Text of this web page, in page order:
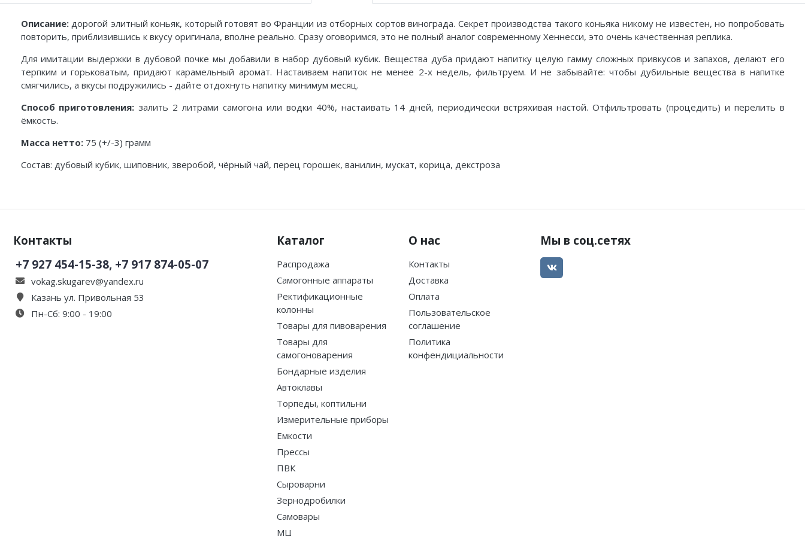
Описание:дорогой элитный коньяк, который готовят во Франции из отборных сортов винограда. Секрет производства такого коньяка никому не известен, но попробовать
повторить, приблизившись к вкусу оригинала, вполне реально. Сразу оговоримся, это не полный аналог современному Хеннесси, это очень качественная реплика.
Для имитации выдержки в дубовой почке мы добавили в набор дубовый кубик. Вещества дуба придают напитку целую гамму сложных привкусов и запахов, делают его
терпким и горьковатым, придают карамельный аромат. Настаиваем напиток не менее 2-х недель, фильтруем. И не забывайте: чтобы дубильные вещества в напитке
смягчились, а вкусы подружились - дайте отдохнуть напитку минимум месяц.
Способ приготовления: залить 2 литрами самогона или водки 40%, настаивать 14 дней, периодически встряхивая настой. Отфильтровать (процедить) и перелить в
ёмкость.
Масса нетто:75 (+/-3) грамм
Состав: дубовый кубик, шиповник, зверобой, чёрный чай, перец горошек, ванилин, мускат, корица, декстроза
Контакты
+7 927 454-15-38, +7 917 874-05-07
vokag.skugarev@yandex.ru
Казань ул. Привольная 53
Пн-Сб: 9:00 - 19:00
Каталог
Распродажа
Самогонные аппараты
Ректификационные
колонны
Товары для пивоварения
Товары для
самогоноварения
Бондарные изделия
Автоклавы
Торпеды, коптильни
Измерительные приборы
Емкости
Прессы
ПВК
Сыроварни
Зернодробилки
Самовары
МЦ
О нас
Контакты
Доставка
Оплата
Пользовательское
соглашение
Политика
конфендициальности
Мы в соц.сетях